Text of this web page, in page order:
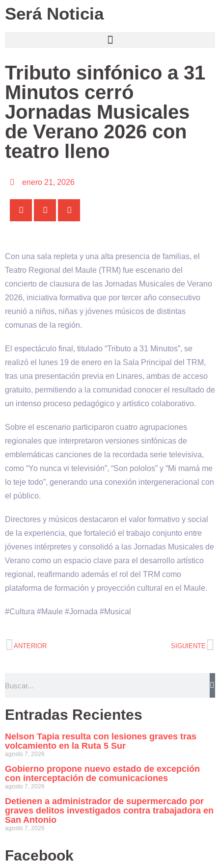
Será Noticia
Tributo sinfónico a 31
Minutos cerró
Jornadas Musicales
de Verano 2026 con
teatro lleno
enero 21, 2026
Con una sala repleta y una alta presencia de familias, el
Teatro Regional del Maule (TRM) fue escenario del
concierto de clausura de las Jornadas Musicales de Verano
2026, iniciativa formativa que por tercer año consecutivo
reunió a niños, niñas y jóvenes músicos de distintas
comunas de la región.
El espectáculo final, titulado “Tributo a 31 Minutos”, se
realizó el lunes 19 de enero en la Sala Principal del TRM,
tras una presentación previa en Linares, ambas de acceso
gratuito, permitiendo a la comunidad conocer el resultado de
un intenso proceso pedagógico y artístico colaborativo.
Sobre el escenario participaron cuatro agrupaciones
regionales que interpretaron versiones sinfónicas de
emblemáticas canciones de la recordada serie televisiva,
como “Yo nunca vi televisión”, “Son pololos” y “Mi mamá me
lo teje todo”, generando una conexión intergeneracional con
el público.
Directores y músicos destacaron el valor formativo y social
de la experiencia, que fortaleció el trabajo conjunto entre
jóvenes intérpretes y consolidó a las Jornadas Musicales de
Verano como un espacio clave para el desarrollo artístico
regional, reafirmando además el rol del TRM como
plataforma de formación y proyección cultural en el Maule.
#Cultura #Maule #Jornada #Musical
ANTERIOR SIGUIENTE
Entradas Recientes
Nelson Tapia resulta con lesiones graves tras
volcamiento en la Ruta 5 Sur
agosto 7, 2026
Gobierno propone nuevo estado de excepción
con interceptación de comunicaciones
agosto 7, 2026
Detienen a administrador de supermercado por
graves delitos investigados contra trabajadora en
San Antonio
agosto 7, 2026
Facebook